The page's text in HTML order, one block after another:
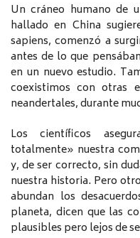
Un cráneo humano de
hallado en China
sapiens, comenzó a
antes de lo que
en un nuevo estudio.
coexistimos con otras
neandertales, durante
Los científicos
totalmente» nuestra
y, de ser correcto, sin
nuestra historia. Pero
abundan los
planeta, dicen que las
plausibles pero lejos de